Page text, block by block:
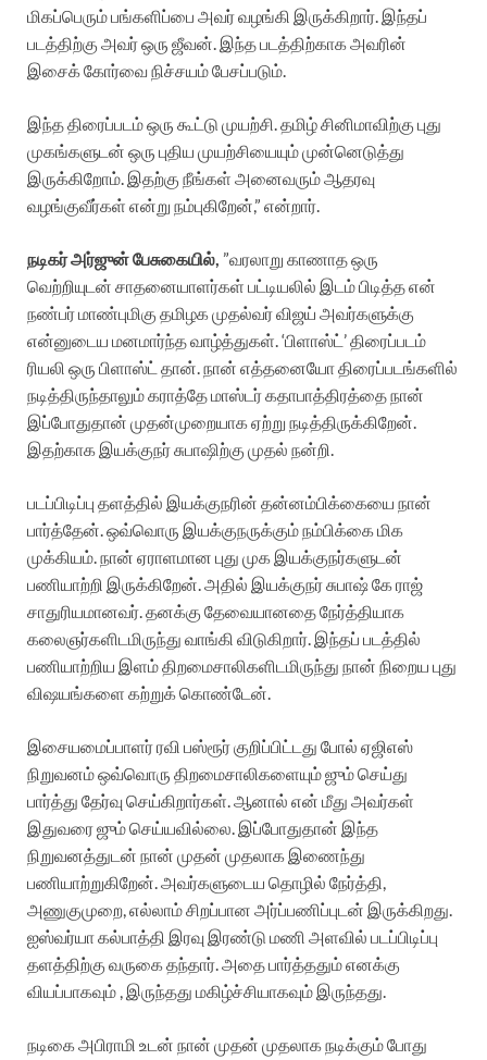
மிகப்பெரும் பங்களிப்பை அவர் வழங்கி இருக்கிறார். இந்தப்
படத்திற்கு அவர் ஒரு ஜீவன். இந்த படத்திற்காக அவரின்
இசைக் கோர்வை நிச்சயம் பேசப்படும்.
இந்த திரைப்படம் ஒரு கூட்டு முயற்சி. தமிழ் சினிமாவிற்கு புது
முகங்களுடன் ஒரு புதிய முயற்சியையும் முன்னெடுத்து
இருக்கிறோம். இதற்கு நீங்கள் அனைவரும் ஆதரவு
வழங்குவீர்கள் என்று நம்புகிறேன்,” என்றார்.
நடிகர் அர்ஜுன் பேசுகையில், ”வரலாறு காணாத ஒரு
வெற்றியுடன் சாதனையாளர்கள் பட்டியலில் இடம் பிடித்த என்
நண்பர் மாண்புமிகு தமிழக முதல்வர் விஜய் அவர்களுக்கு
என்னுடைய மனமார்ந்த வாழ்த்துகள். ‘பிளாஸ்ட்’ திரைப்படம்
ரியலி ஒரு பிளாஸ்ட் தான். நான் எத்தனையோ திரைப்படங்களில்
நடித்திருந்தாலும் கராத்தே மாஸ்டர் கதாபாத்திரத்தை நான்
இப்போதுதான் முதன்முறையாக ஏற்று நடித்திருக்கிறேன்.
இதற்காக இயக்குநர் சுபாஷிற்கு முதல் நன்றி.
படப்பிடிப்பு தளத்தில் இயக்குநரின் தன்னம்பிக்கையை நான்
பார்த்தேன். ஒவ்வொரு இயக்குநருக்கும் நம்பிக்கை மிக
முக்கியம். நான் ஏராளமான புது முக இயக்குநர்களுடன்
பணியாற்றி இருக்கிறேன். அதில் இயக்குநர் சுபாஷ் கே ராஜ்
சாதுரியமானவர். தனக்கு தேவையானதை நேர்த்தியாக
கலைஞர்களிடமிருந்து வாங்கி விடுகிறார். இந்தப் படத்தில்
பணியாற்றிய இளம் திறமைசாலிகளிடமிருந்து நான் நிறைய புது
விஷயங்களை கற்றுக் கொண்டேன்.
இசையமைப்பாளர் ரவி பஸ்ரூர் குறிப்பிட்டது போல் ஏஜிஎஸ்
நிறுவனம் ஒவ்வொரு திறமைசாலிகளையும் ஜும் செய்து
பார்த்து தேர்வு செய்கிறார்கள். ஆனால் என் மீது அவர்கள்
இதுவரை ஜும் செய்யவில்லை. இப்போதுதான் இந்த
நிறுவனத்துடன் நான் முதன் முதலாக இணைந்து
பணியாற்றுகிறேன். அவர்களுடைய தொழில் நேர்த்தி,
அணுகுமுறை, எல்லாம் சிறப்பான அர்ப்பணிப்புடன் இருக்கிறது.
ஐஸ்வர்யா கல்பாத்தி இரவு இரண்டு மணி அளவில் படப்பிடிப்பு
தளத்திற்கு வருகை தந்தார். அதை பார்த்ததும் எனக்கு
வியப்பாகவும் , இருந்தது மகிழ்ச்சியாகவும் இருந்தது.
நடிகை அபிராமி உடன் நான் முதன் முதலாக நடிக்கும் போது